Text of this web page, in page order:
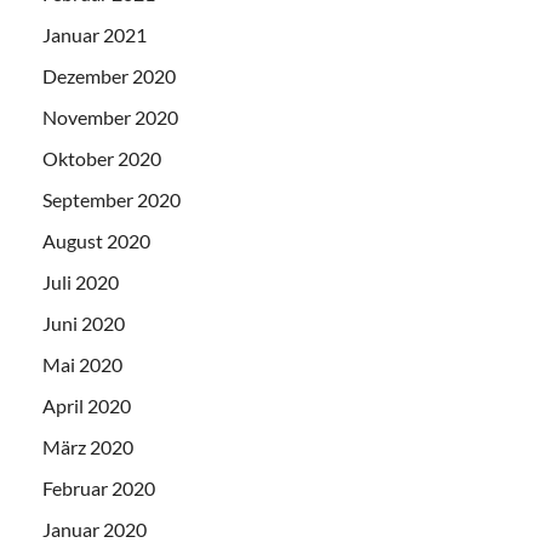
Januar 2021
Dezember 2020
November 2020
Oktober 2020
September 2020
August 2020
Juli 2020
Juni 2020
Mai 2020
April 2020
März 2020
Februar 2020
Januar 2020